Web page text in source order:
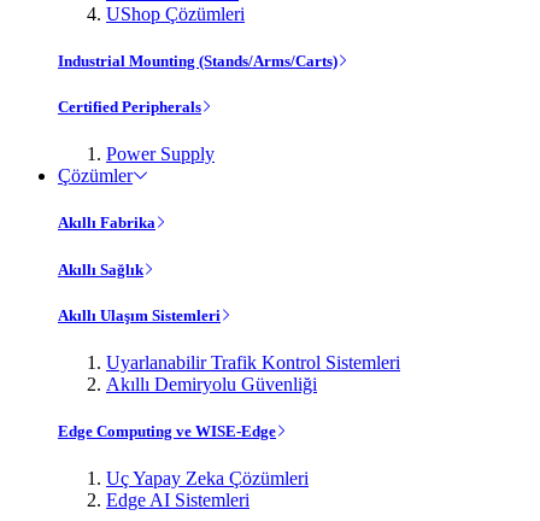
UShop Çözümleri
Industrial Mounting (Stands/Arms/Carts)
Certified Peripherals
Power Supply
Çözümler
Akıllı Fabrika
Akıllı Sağlık
Akıllı Ulaşım Sistemleri
Uyarlanabilir Trafik Kontrol Sistemleri
Akıllı Demiryolu Güvenliği
Edge Computing ve WISE-Edge
Uç Yapay Zeka Çözümleri
Edge AI Sistemleri